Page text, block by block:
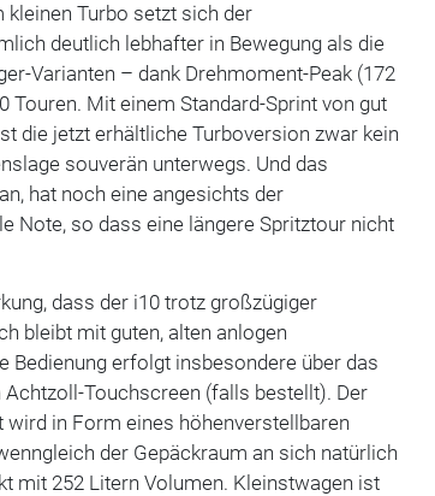
kleinen Turbo setzt sich der
deutlich lebhafter in Bewegung als die
Varianten – dank Drehmoment-Peak (172
Touren. Mit einem Standard-Sprint von gut
die jetzt erhältliche Turboversion zwar kein
souverän unterwegs. Und das
hat noch eine angesichts der
Note, so dass eine längere Spritztour nicht
dass der i10 trotz großzügiger
bleibt mit guten, alten anlogen
Bedienung erfolgt insbesondere über das
Touchscreen (falls bestellt). Der
wird in Form eines höhenverstellbaren
der Gepäckraum an sich natürlich
mit 252 Litern Volumen. Kleinstwagen ist